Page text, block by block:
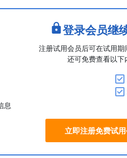
登录会员继
注册试用会员后可在试用期
还可免费查看以下
息
立即注册免费试